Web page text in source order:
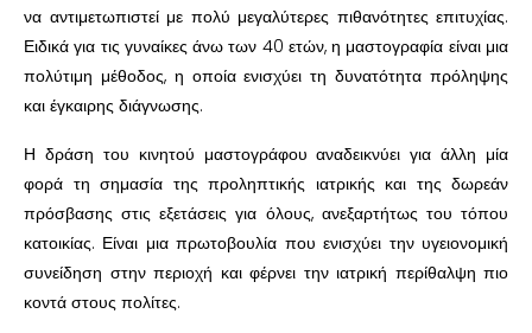
να αντιμετωπιστεί με πολύ μεγαλύτερες πιθανότητες επιτυχίας.
Ειδικά για τις γυναίκες άνω των 40 ετών, η μαστογραφία είναι μια
πολύτιμη μέθοδος, η οποία ενισχύει τη δυνατότητα πρόληψης
και έγκαιρης διάγνωσης.
Η δράση του κινητού μαστογράφου αναδεικνύει για άλλη μία
φορά τη σημασία της προληπτικής ιατρικής και της δωρεάν
πρόσβασης στις εξετάσεις για όλους, ανεξαρτήτως του τόπου
κατοικίας. Είναι μια πρωτοβουλία που ενισχύει την υγειονομική
συνείδηση στην περιοχή και φέρνει την ιατρική περίθαλψη πιο
κοντά στους πολίτες.